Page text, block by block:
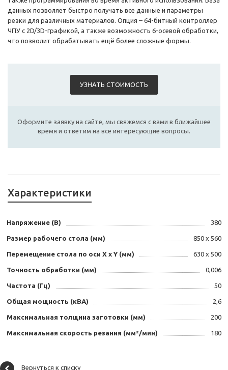
данных позволяет быстро получать все данные и параметры
резки для различных материалов. Опция – 64-битный контроллер
ЧПУ с 2D/3D-графикой, а также возможность 6-осевой обработки,
что позволит обрабатывать ещё более сложные формы.
УЗНАТЬ СТОИМОСТЬ
Оформите заявку на сайте, мы свяжемся с вами в ближайшее
время и ответим на все интересующие вопросы.
Характеристики
Напряжение (В) 380
Размер рабочего стола (мм) 850 х 560
Перемещение стола по оси X х Y (мм) 630 х 500
Точность обработки (мм) 0,006
Частота (Гц) 50
Общая мощность (кВА) 2,6
Максимальная толщина заготовки (мм) 200
Максимальная скорость резания (мм²/мин) 180
Вернуться к списку